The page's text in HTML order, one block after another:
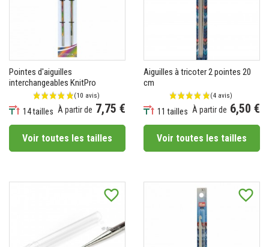
(4 avis)
Pointes d'aiguilles
interchangeables KnitPro
14 tailles À partir de 7,75 €
Voir toutes les tailles
Aiguilles à tricoter 2 pointes 20
cm
11 tailles À partir de 6,50 €
Voir toutes les tailles
favorite_border favorite_border